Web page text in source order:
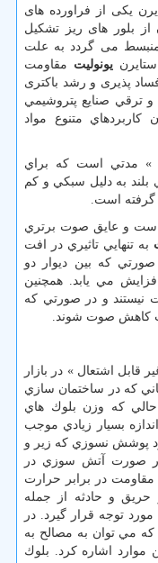
یکی از فراورده های
بلور های ریز تشکیل
می گردد به علت
یونولیت مقاومت
پذیری و رشد باکتری
ترقي صنايع پتروشيمي
متنوع مواد
» مدتي است كه براي
بلند به دليل سبكي و كم
گرفته است.
است و عايق صوت برتري
به تنهايي تاثيري در افت
كه بين ديوار دو
مي يابد. همچنين
نيستند و در صورتي كه
كاهش صوت شوند.
قابل اشتعال » در بازار
كه در ساختمان سازي
بسيار زيادي موجب
پوشش نسوزي كه زير و
صورت آتش سوزي در
تنهاتا ۲۰ دقيقه تاب مقاومت در برابر حرارت
حريق و حادثه از جمله
توجه قرار گيرد. در
كه مي توان به مصالح به
موارد اشاره كرد. بلوك